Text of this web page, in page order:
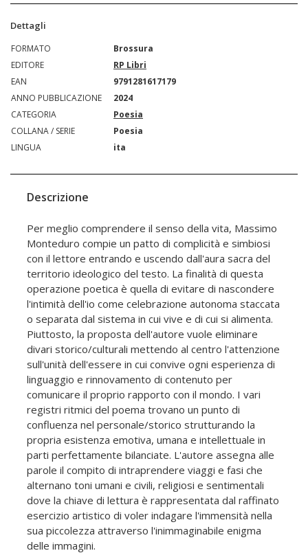
Dettagli
FORMATO
Brossura
EDITORE
RP Libri
EAN
9791281617179
ANNO PUBBLICAZIONE
2024
CATEGORIA
Poesia
COLLANA / SERIE
Poesia
LINGUA
ita
Descrizione
Per meglio comprendere il senso della vita, Massimo
Monteduro compie un patto di complicità e simbiosi
con il lettore entrando e uscendo dall'aura sacra del
territorio ideologico del testo. La finalità di questa
operazione poetica è quella di evitare di nascondere
l'intimità dell'io come celebrazione autonoma staccata
o separata dal sistema in cui vive e di cui si alimenta.
Piuttosto, la proposta dell'autore vuole eliminare
divari storico/culturali mettendo al centro l'attenzione
sull'unità dell'essere in cui convive ogni esperienza di
linguaggio e rinnovamento di contenuto per
comunicare il proprio rapporto con il mondo. I vari
registri ritmici del poema trovano un punto di
confluenza nel personale/storico strutturando la
propria esistenza emotiva, umana e intellettuale in
parti perfettamente bilanciate. L'autore assegna alle
parole il compito di intraprendere viaggi e fasi che
alternano toni umani e civili, religiosi e sentimentali
dove la chiave di lettura è rappresentata dal raffinato
esercizio artistico di voler indagare l'immensità nella
sua piccolezza attraverso l'inimmaginabile enigma
delle immagini.